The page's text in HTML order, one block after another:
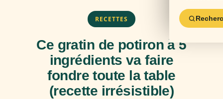
RECETTES
Ce gratin de potiron à 5
ingrédients va faire
fondre toute la table
(recette irrésistible)